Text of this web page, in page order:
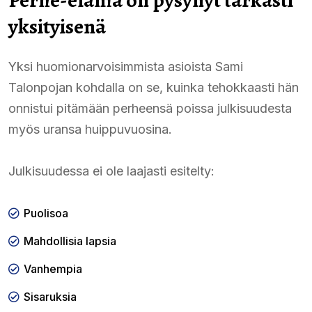
yksityisenä
Yksi huomionarvoisimmista asioista Sami
Talonpojan kohdalla on se, kuinka tehokkaasti hän
onnistui pitämään perheensä poissa julkisuudesta
myös uransa huippuvuosina.
Julkisuudessa ei ole laajasti esitelty:
Puolisoa
Mahdollisia lapsia
Vanhempia
Sisaruksia